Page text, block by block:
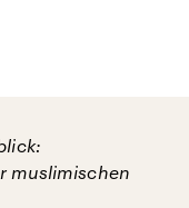
muslimischen